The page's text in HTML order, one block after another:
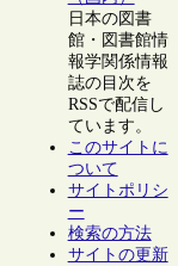
日本の図書
館・図書館情
報学関係情報
誌の目次を
RSSで配信し
ています。
このサイトに
ついて
サイトポリシ
ー
検索の方法
サイトの更新